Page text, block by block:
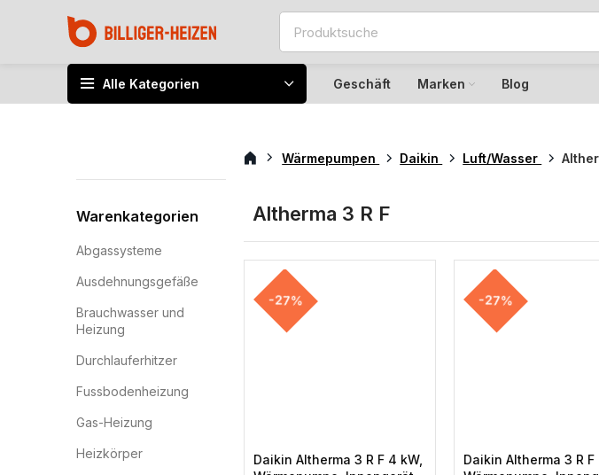
Alle Kategorien Geschäft Marken Blog
Warenkategorien
Abgassysteme
Ausdehnungsgefäße
Brauchwasser und
Heizung
Durchlauferhitzer
Fussbodenheizung
Gas-Heizung
Heizkörper
Wärmepumpen Daikin Luft/Wasser
Altherma 3 R F
-27%
Daikin Altherma 3 R F 4 kW,
-27%
Daikin Altherma 3 R F